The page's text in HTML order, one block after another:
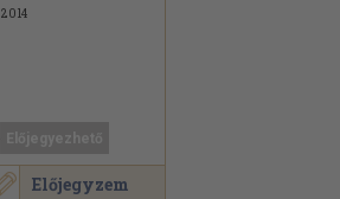
Előjegyzem
2014